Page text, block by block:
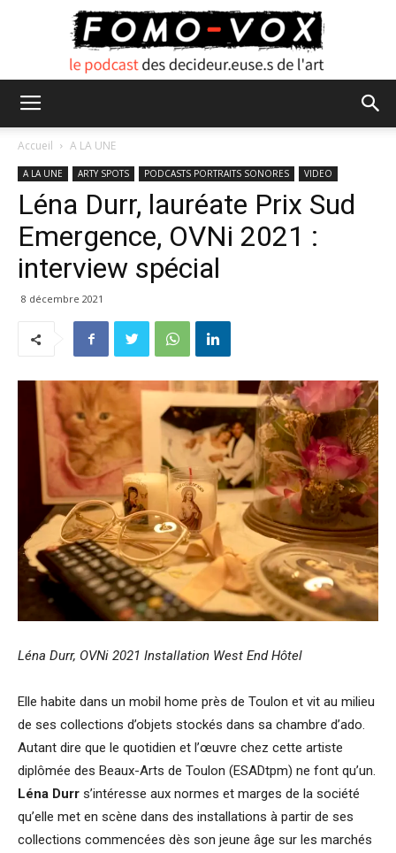
VOX
Accueil A LA UNE
A LA UNE ARTY SPOTS PODCASTS PORTRAITS SONORES VIDEO
Léna Durr, lauréate Prix Sud
Emergence, OVNi 2021 :
interview spécial
8 décembre 2021
Léna Durr, OVNi 2021 Installation West End Hôtel
Elle habite dans un mobil home près de Toulon et vit au milieu
de ses collections d’objets stockés dans sa chambre d’ado.
Autant dire que le quotidien et l’œuvre chez cette artiste
diplômée des Beaux-Arts de Toulon (ESADtpm) ne font qu’un.
Léna Durr s’intéresse aux normes et marges de la société
qu’elle met en scène dans des installations à partir de ses
collections commencées dès son jeune âge sur les marchés